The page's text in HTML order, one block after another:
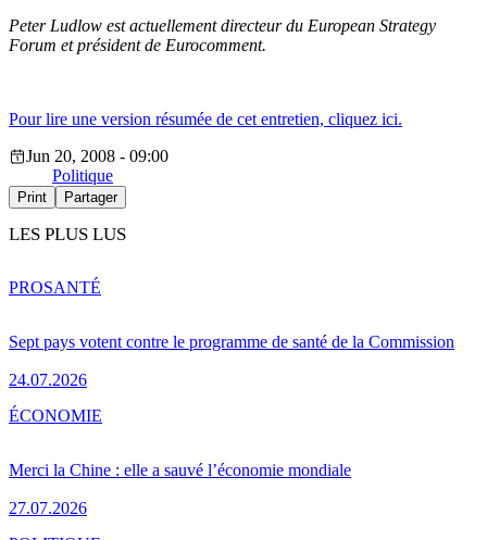
Peter Ludlow est actuellement directeur du European Strategy
Forum et président de Eurocomment.
Pour lire une version résumée de cet entretien, cliquez ici.
Jun 20, 2008 - 09:00
Politique
Print Partager
LES PLUS LUS
Sept pays votent contre le programme de santé de la Commission
24.07.2026
PROSANTÉ
Merci la Chine : elle a sauvé l’économie mondiale
27.07.2026
ÉCONOMIE